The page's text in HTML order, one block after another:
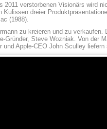
2011 verstorbenen Visionärs wird
dreier
(1988).
zu kreieren und zu verkaufen.
Steve Wozniak. Von der
Apple-CEO John Sculley